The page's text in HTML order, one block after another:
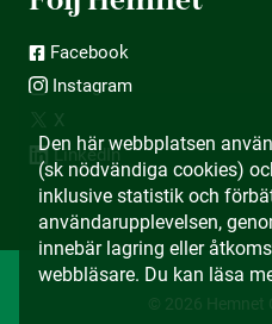
Facebook
Instagram
X
LinkedIn
© 2026 Hemnet
Den här webbplatsen
(sk nödvändiga cookies)
inklusive statistik och
användarupplevelsen,
innebär lagring eller
webbläsare. Du kan läsa